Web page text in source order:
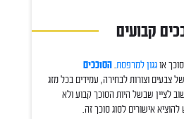
קבועים
אוגגון למרפסת.הסוככים
של צבעים וצורות לבחירה, עמידים בכל מזג
לציין שבשל היות הסוכך קבוע ולא
אישורים לסוג סוכך זה.